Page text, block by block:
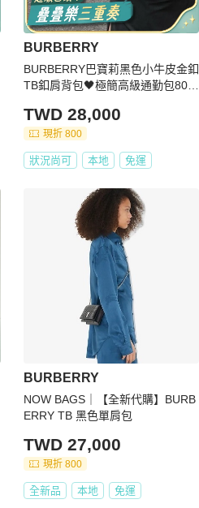
BURBERRY
BURBERRY巴寶莉黑色小牛皮金釦
TB釦肩背包🖤極簡高級通勤包801
TWD 28,000
現折 800
狀況尚可 本地 免運
BURBERRY
NOW BAGS｜【全新代購】BURB
ERRY TB 黑色單肩包
TWD 27,000
現折 800
全新品 本地 免運